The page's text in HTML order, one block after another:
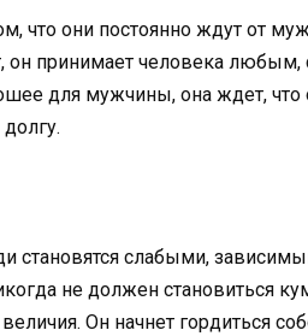
что они постоянно ждут от
принимает человека любым,
для мужчины, она ждет, что
становятся слабыми,
не должен становиться
Он начнет гордиться